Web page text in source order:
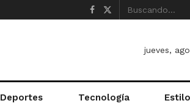
jueves,
Deportes Tecnología